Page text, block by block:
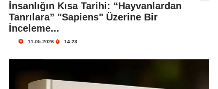
İnsanlığın Kısa Tarihi: “Hayvanlardan
Tanrılara” "Sapiens" Üzerine Bir
İnceleme...
11-05-2026 14:23